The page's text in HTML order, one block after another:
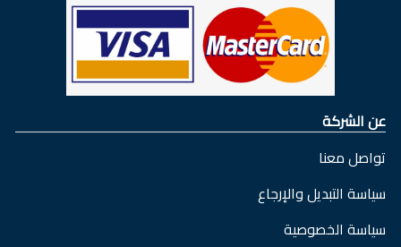
عن الشركة
تواصل معنا
سياسة التبديل والإرجاع
سياسة الخصوصية